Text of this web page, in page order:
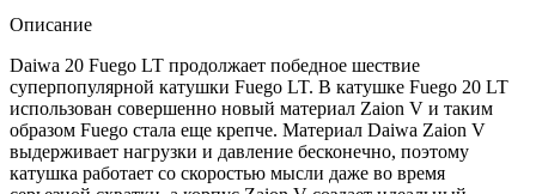
Описание
Daiwa 20 Fuego LT продолжает победное шествие
суперпопулярной катушки Fuego LT. В катушке Fuego 20 LT
использован совершенно новый материал Zaion V и таким
образом Fuego стала еще крепче. Материал Daiwa Zaion V
выдерживает нагрузки и давление бесконечно, поэтому
катушка работает со скоростью мысли даже во время